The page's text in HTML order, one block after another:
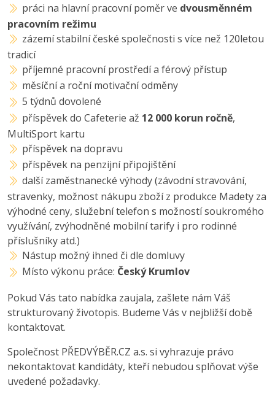
práci na hlavní pracovní poměr ve dvousměnném
pracovním režimu
zázemí stabilní české společnosti s více než 120letou
tradicí
příjemné pracovní prostředí a férový přístup
měsíční a roční motivační odměny
5 týdnů dovolené
příspěvek do Cafeterie až 12 000 korun ročně,
MultiSport kartu
příspěvek na dopravu
příspěvek na penzijní připojištění
další zaměstnanecké výhody (závodní stravování,
stravenky, možnost nákupu zboží z produkce Madety za
výhodné ceny, služební telefon s možností soukromého
využívání, zvýhodněné mobilní tarify i pro rodinné
příslušníky atd.)
Nástup možný ihned či dle domluvy
Místo výkonu práce: Český Krumlov
Pokud Vás tato nabídka zaujala, zašlete nám Váš
strukturovaný životopis. Budeme Vás v nejbližší době
kontaktovat.
Společnost PŘEDVÝBĚR.CZ a.s. si vyhrazuje právo
nekontaktovat kandidáty, kteří nebudou splňovat výše
uvedené požadavky.